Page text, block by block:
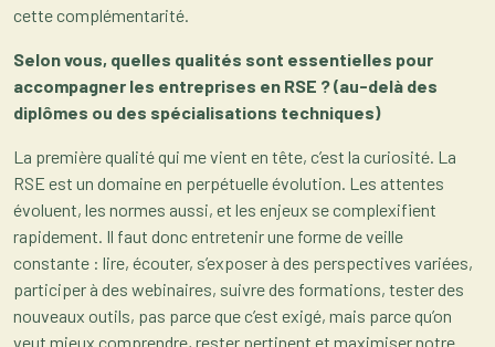
cette complémentarité.
Selon vous, quelles qualités sont essentielles pour
accompagner les entreprises en RSE ? (au-delà des
diplômes ou des spécialisations techniques)
La première qualité qui me vient en tête, c’est la curiosité. La
RSE est un domaine en perpétuelle évolution. Les attentes
évoluent, les normes aussi, et les enjeux se complexifient
rapidement. Il faut donc entretenir une forme de veille
constante : lire, écouter, s’exposer à des perspectives variées,
participer à des webinaires, suivre des formations, tester des
nouveaux outils, pas parce que c’est exigé, mais parce qu’on
veut mieux comprendre, rester pertinent et maximiser notre